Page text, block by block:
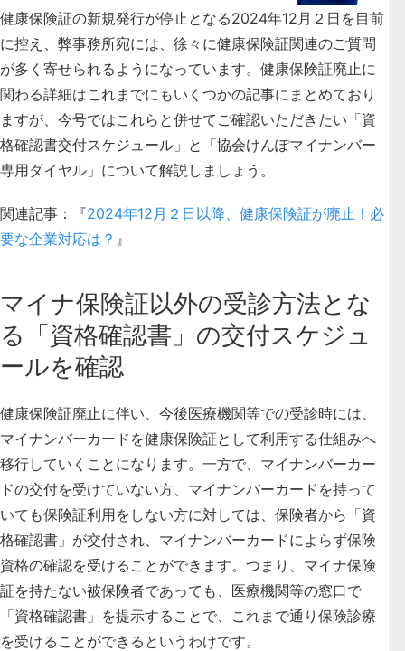
健康保険証の新規発行が停止となる2024年12月２日を目前
に控え、弊事務所宛には、徐々に健康保険証関連のご質問
が多く寄せられるようになっています。健康保険証廃止に
関わる詳細はこれまでにもいくつかの記事にまとめており
ますが、今号ではこれらと併せてご確認いただきたい「資
格確認書交付スケジュール」と「協会けんぽマイナンバー
専用ダイヤル」について解説しましょう。
関連記事：『2024年12月２日以降、健康保険証が廃止！必
要な企業対応は？ 』
マイナ保険証以外の受診方法とな
る「資格確認書」の交付スケジュ
ールを確認
健康保険証廃止に伴い、今後医療機関等での受診時には、
マイナンバーカードを健康保険証として利用する仕組みへ
移行していくことになります。一方で、マイナンバーカー
ドの交付を受けていない方、マイナンバーカードを持って
いても保険証利用をしない方に対しては、保険者から「資
格確認書」が交付され、マイナンバーカードによらず保険
資格の確認を受けることができます。 つまり、マイナ保険
証を持たない被保険者であっても、医療機関等の窓口で
「資格確認書」を提示することで、これまで通り保険診療
を受けることができるというわけです。